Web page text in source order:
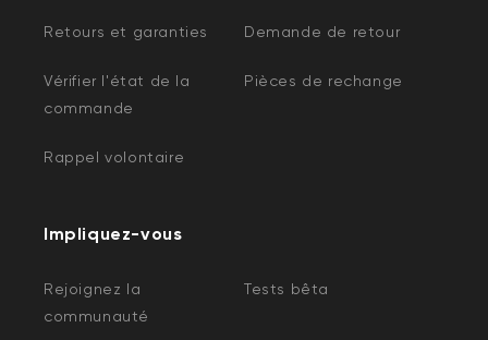
Retours et garanties Demande de retour
Vérifier l'état de la
commande
Pièces de rechange
Rappel volontaire
Impliquez-vous
Rejoignez la
communauté
Tests bêta